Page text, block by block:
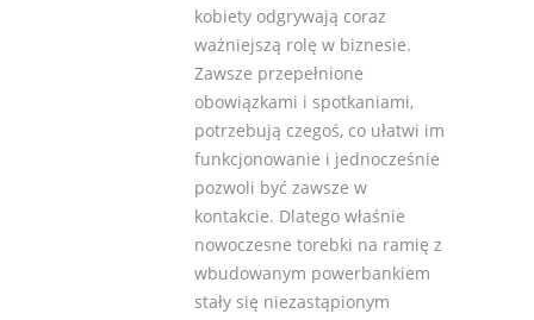
kobiety odgrywają coraz
ważniejszą rolę w biznesie.
Zawsze przepełnione
obowiązkami i spotkaniami,
potrzebują czegoś, co ułatwi im
funkcjonowanie i jednocześnie
pozwoli być zawsze w
kontakcie. Dlatego właśnie
nowoczesne torebki na ramię z
wbudowanym powerbankiem
stały się niezastąpionym